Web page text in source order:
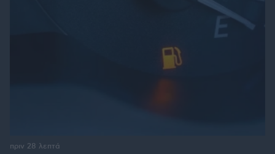
πριν 28 λεπτά